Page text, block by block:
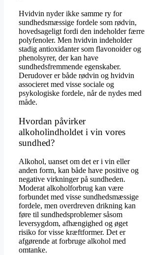
Hvidvin nyder ikke samme ry for
sundhedsmæssige fordele som rødvin,
hovedsageligt fordi den indeholder færre
polyfenoler. Men hvidvin indeholder
stadig antioxidanter som flavonoider og
phenolsyrer, der kan have
sundhedsfremmende egenskaber.
Derudover er både rødvin og hvidvin
associeret med visse sociale og
psykologiske fordele, når de nydes med
måde.
Hvordan påvirker
alkoholindholdet i vin vores
sundhed?
Alkohol, uanset om det er i vin eller
anden form, kan både have positive og
negative virkninger på sundheden.
Moderat alkoholforbrug kan være
forbundet med visse sundhedsmæssige
fordele, men overdreven drikning kan
føre til sundhedsproblemer såsom
leversygdom, afhængighed og øget
risiko for visse kræftformer. Det er
afgørende at forbruge alkohol med
omtanke.